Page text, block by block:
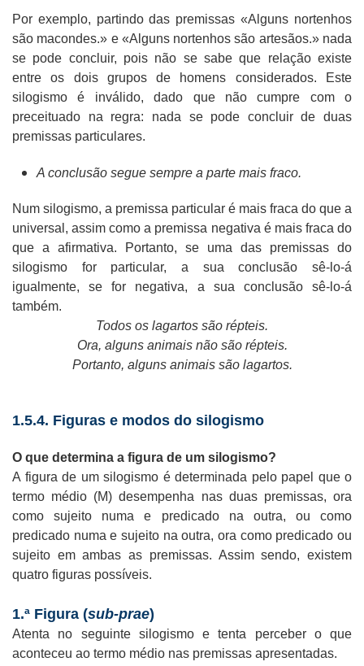
Por exemplo, partindo das premissas «Alguns nortenhos
são macondes.» e «Alguns nortenhos são artesãos.» nada
se pode concluir, pois não se sabe que relação existe
entre os dois grupos de homens considerados. Este
silogismo é inválido, dado que não cumpre com o
preceituado na regra: nada se pode concluir de duas
premissas particulares.
A conclusão segue sempre a parte mais fraco.
Num silogismo, a premissa particular é mais fraca do que a
universal, assim como a premissa negativa é mais fraca do
que a afirmativa. Portanto, se uma das premissas do
silogismo for particular, a sua conclusão sê-lo-á
igualmente, se for negativa, a sua conclusão sê-lo-á
também.
Todos os lagartos são répteis.
Ora, alguns animais não são répteis.
Portanto, alguns animais são lagartos.
1.5.4. Figuras e modos do silogismo
O que determina a figura de um silogismo?
A figura de um silogismo é determinada pelo papel que o
termo médio (M) desempenha nas duas premissas, ora
como sujeito numa e predicado na outra, ou como
predicado numa e sujeito na outra, ora como predicado ou
sujeito em ambas as premissas. Assim sendo, existem
quatro figuras possíveis.
1.ª Figura (sub-prae)
Atenta no seguinte silogismo e tenta perceber o que
aconteceu ao termo médio nas premissas apresentadas.